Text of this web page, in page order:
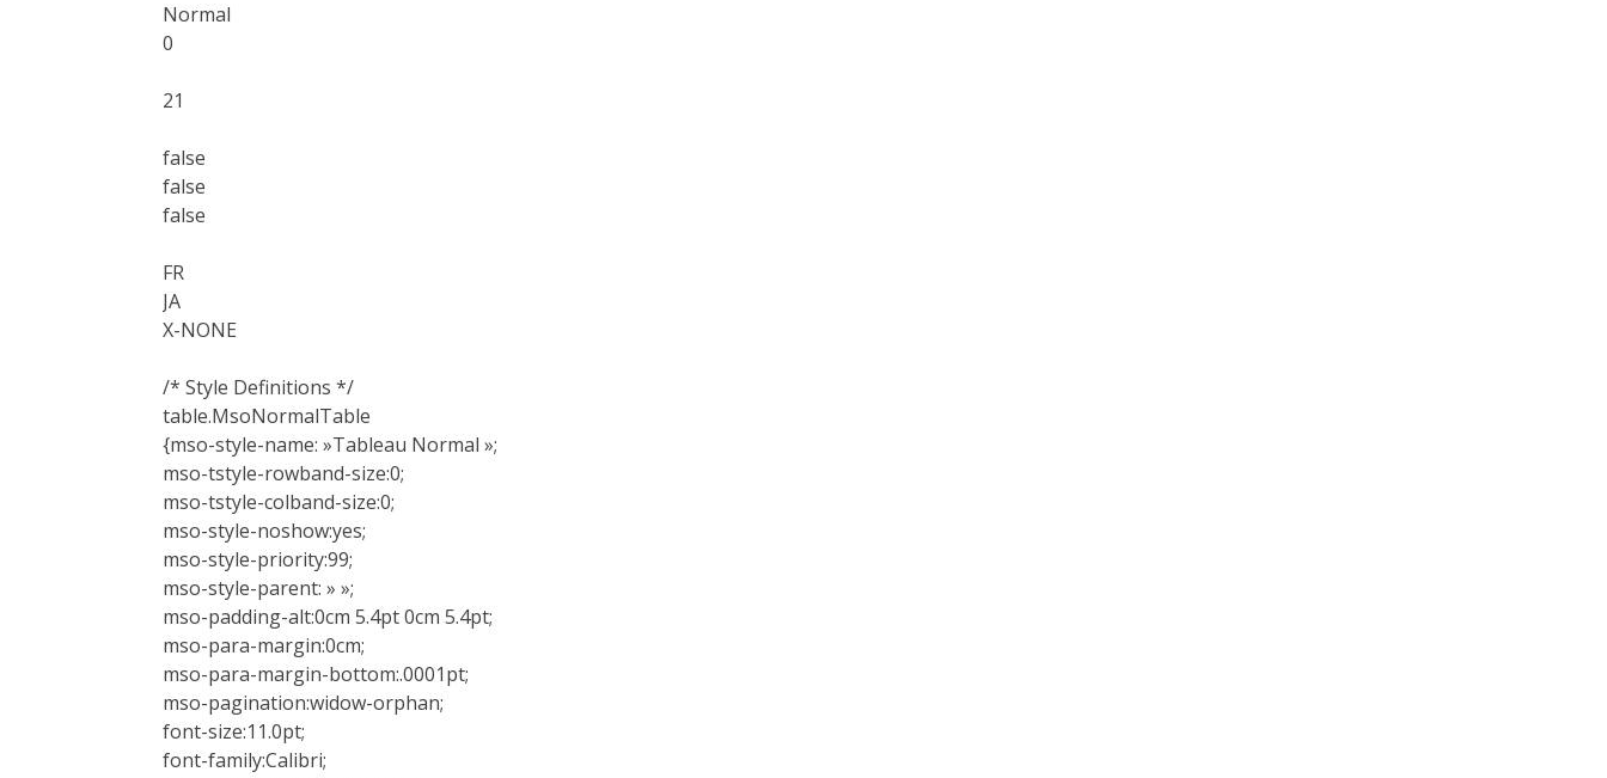
Normal
0
21
false
false
false
FR
JA
X-NONE
/* Style Definitions */
table.MsoNormalTable
{mso-style-name: »Tableau Normal »;
mso-tstyle-rowband-size:0;
mso-tstyle-colband-size:0;
mso-style-noshow:yes;
mso-style-priority:99;
mso-style-parent: » »;
mso-padding-alt:0cm 5.4pt 0cm 5.4pt;
mso-para-margin:0cm;
mso-para-margin-bottom:.0001pt;
mso-pagination:widow-orphan;
font-size:11.0pt;
font-family:Calibri;